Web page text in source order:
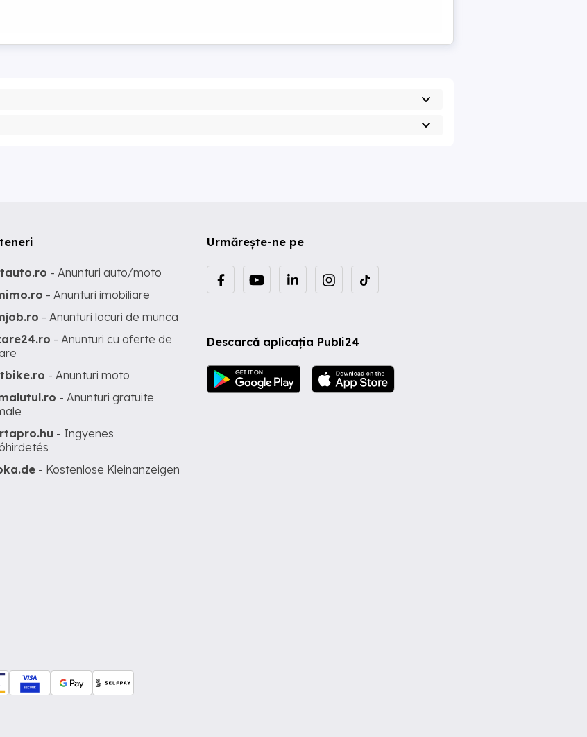
Urmărește-ne pe
Descarcă aplicația Publi24
- Anunturi auto/moto
- Anunturi imobiliare
- Anunturi locuri de munca
- Anunturi cu oferte de
- Anunturi moto
- Anunturi gratuite
- Ingyenes
- Kostenlose Kleinanzeigen